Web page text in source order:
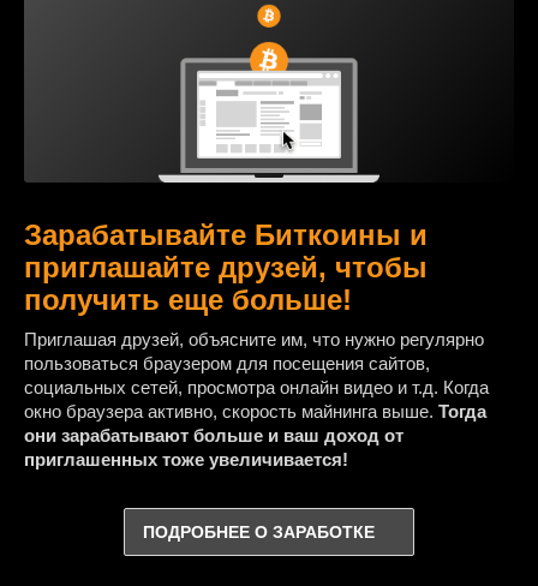
Зарабатывайте Биткоины и
приглашайте друзей, чтобы
получить еще больше!
Приглашая друзей, объясните им, что нужно регулярно
пользоваться браузером для посещения сайтов,
социальных сетей, просмотра онлайн видео и т.д. Когда
окно браузера активно, скорость майнинга выше. Тогда
они зарабатывают больше и ваш доход от
приглашенных тоже увеличивается!
ПОДРОБНЕЕ О ЗАРАБОТКЕ